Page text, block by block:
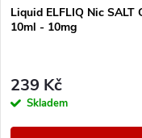
Liquid ELFLIQ Nic SALT
10ml - 10mg
239 Kč
Skladem